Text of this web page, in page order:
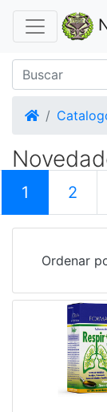
Home
1 (current)
2
Ordenar